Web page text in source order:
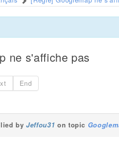
ne s'affiche pas
End
byJeffou31 on topic